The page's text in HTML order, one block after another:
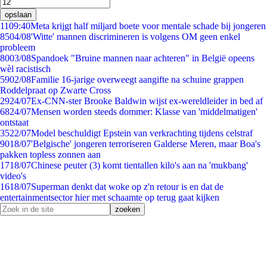
opslaan
1109:40Meta krijgt half miljard boete voor mentale schade bij jongeren
8504/08'Witte' mannen discrimineren is volgens OM geen enkel
probleem
8003/08Spandoek "Bruine mannen naar achteren" in België opeens
wèl racistisch
5902/08Familie 16-jarige overweegt aangifte na schuine grappen
Roddelpraat op Zwarte Cross
2924/07Ex-CNN-ster Brooke Baldwin wijst ex-wereldleider in bed af
6824/07Mensen worden steeds dommer: Klasse van 'middelmatigen'
ontstaat
3522/07Model beschuldigt Epstein van verkrachting tijdens celstraf
9018/07'Belgische' jongeren terroriseren Galderse Meren, maar Boa's
pakken topless zonnen aan
1718/07Chinese peuter (3) komt tientallen kilo's aan na 'mukbang'
video's
1618/07Superman denkt dat woke op z'n retour is en dat de
entertainmentsector hier met schaamte op terug gaat kijken